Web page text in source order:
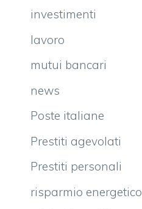
investimenti
lavoro
mutui bancari
news
Poste italiane
Prestiti agevolati
Prestiti personali
risparmio energetico